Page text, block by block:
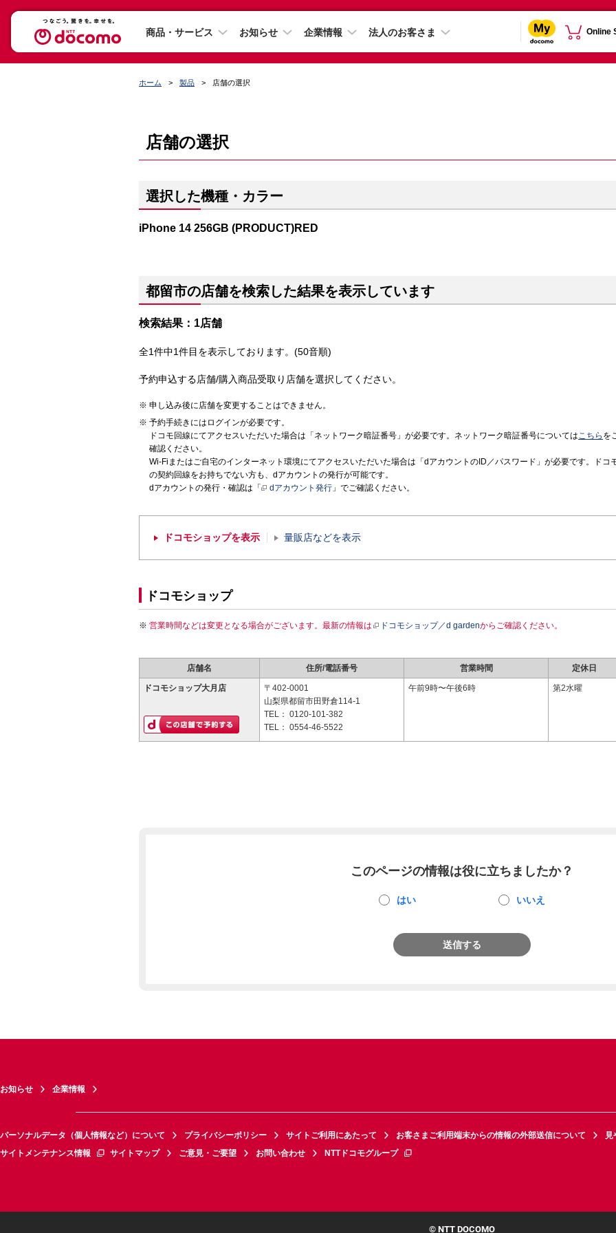
商品・サービス お知らせ 企業情報 法人のお客さま Online
ホーム 製品 店舗の選択
店舗の選択
選択した機種・カラー
iPhone 14 256GB (PRODUCT)RED
都留市の店舗を検索した結果を表示しています
検索結果：1店舗
全1件中1件目を表示しております。(50音順)
予約申込する店舗/購入商品受取り店舗を選択してください。
申し込み後に店舗を変更することはできません。
予約手続きにはログインが必要です。
ドコモ回線にてアクセスいただいた場合は「ネットワーク暗証番号」が必要です。ネットワーク暗証番号についてはこちら を
確認ください。
Wi-Fiまたはご自宅のインターネット環境にてアクセスいただいた場合は「dアカウントのID／パスワード」が必要です。ドコ
の契約回線をお持ちでない方も、dアカウントの発行が可能です。
dアカウントの発行・確認は「
dアカウント発行 」でご確認ください。
ドコモショップを表示 量販店などを表示
ドコモショップ
営業時間などは変更となる場合がございます。最新の情報は ドコモショップ／d gardenからご確認ください。
店舗名 住所/電話番号 営業時間 定休日
ドコモショップ大月店
〒402-0001
山梨県都留市田野倉114-1
TEL： 0120-101-382
TEL： 0554-46-5522
午前9時〜午後6時 第2水曜
このページの情報は役に立ちましたか？
はい いいえ
送信する
お知らせ 企業情報
パーソナルデータ（個人情報など）について プライバシーポリシー サイトご利用にあたって お客さまご利用端末からの情報の外部送信について
見
サイトメンテナンス情報
サイトマップ ご意見・ご要望 お問い合わせ NTTドコモグループ
© NTT DOCOMO